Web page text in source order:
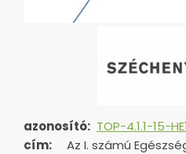
azonosító: TOP-4.1.1-15-
cím:
Az I. számú